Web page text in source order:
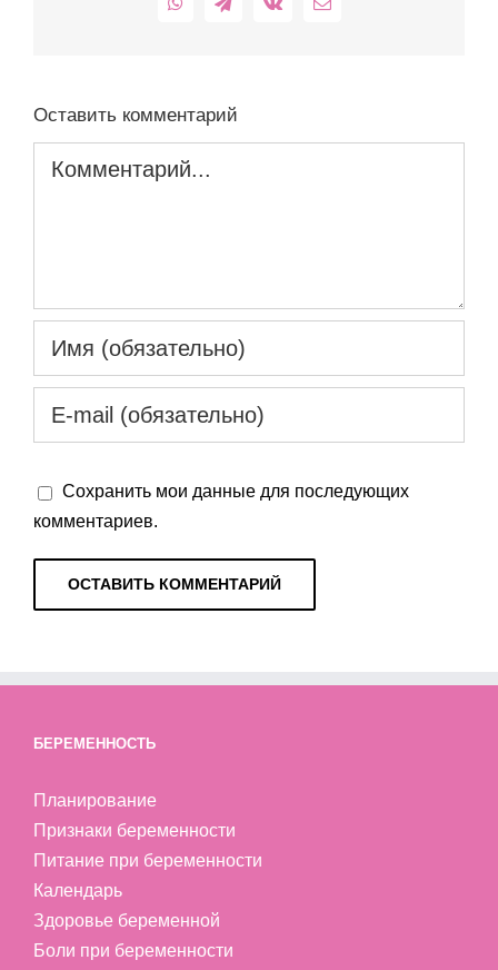
WhatsAppTelegram
Vk Email
Оставить комментарий
Сохранить мои данные для последующих
комментариев.
БЕРЕМЕННОСТЬ
Планирование
Признаки беременности
Питание при беременности
Календарь
Здоровье беременной
Боли при беременности